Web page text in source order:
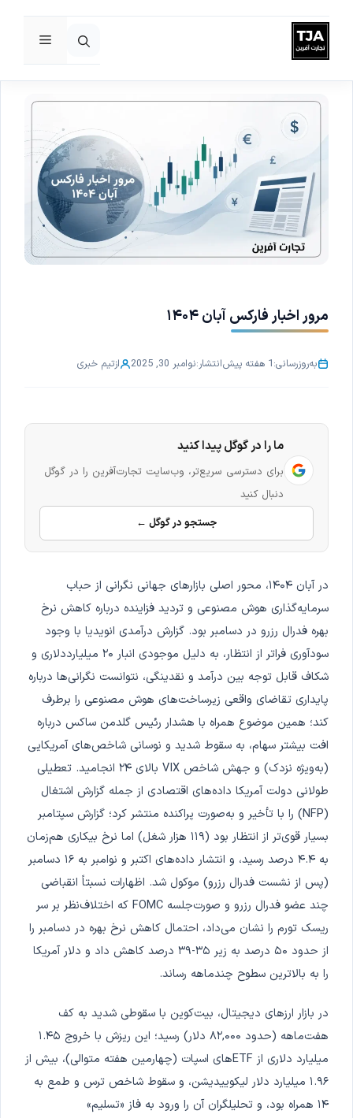
پرش
به
فهرست
مرور اخبار فارکس آبان ۱۴۰۴
به‌روزرسانی:1 هفته پیش انتشار:نوامبر 30, 2025 ازتیم خبری
ما را در گوگل پیدا کنید
برای دسترسی سریع‌تر، وب‌سایت تجارت‌آفرین را در گوگل
دنبال کنید
جستجو در گوگل ←
در آبان ۱۴۰۴، محور اصلی بازارهای جهانی نگرانی از حباب
سرمایه‌گذاری هوش مصنوعی و تردید فزاینده درباره کاهش نرخ
بهره فدرال رزرو در دسامبر بود. گزارش درآمدی انویدیا با وجود
سودآوری فراتر از انتظار، به دلیل موجودی انبار ۲۰ میلیارددلاری و
شکاف قابل توجه بین درآمد و نقدینگی، نتوانست نگرانی‌ها درباره
پایداری تقاضای واقعی زیرساخت‌های هوش مصنوعی را برطرف
کند؛ همین موضوع همراه با هشدار رئیس گلدمن ساکس درباره
افت بیشتر سهام، به سقوط شدید و نوسانی شاخص‌های آمریکایی
(به‌ویژه نزدک) و جهش شاخص VIX بالای ۲۴ انجامید. تعطیلی
طولانی دولت آمریکا داده‌های اقتصادی از جمله گزارش اشتغال
(NFP) را با تأخیر و به‌صورت پراکنده منتشر کرد؛ گزارش سپتامبر
بسیار قوی‌تر از انتظار بود (۱۱۹ هزار شغل) اما نرخ بیکاری هم‌زمان
به ۴.۴ درصد رسید، و انتشار داده‌های اکتبر و نوامبر به ۱۶ دسامبر
(پس از نشست فدرال رزرو) موکول شد. اظهارات نسبتاً انقباضی
چند عضو فدرال رزرو و صورت‌جلسه FOMC که اختلاف‌نظر بر سر
ریسک تورم را نشان می‌داد، احتمال کاهش نرخ بهره در دسامبر را
از حدود ۵۰ درصد به زیر ۳۵-۳۹ درصد کاهش داد و دلار آمریکا
را به بالاترین سطوح چندماهه رساند.
در بازار ارزهای دیجیتال، بیت‌کوین با سقوطی شدید به کف
هفت‌ماهه (حدود ۸۲,۰۰۰ دلار) رسید؛ این ریزش با خروج ۱.۴۵
میلیارد دلاری از ETFهای اسپات (چهارمین هفته متوالی)، بیش از
۱.۹۶ میلیارد دلار لیکوییدیشن، و سقوط شاخص ترس و طمع به
۱۴ همراه بود، و تحلیلگران آن را ورود به فاز «تسلیم»